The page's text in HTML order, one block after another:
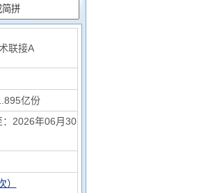
联接A
亿份
：2026年06月30